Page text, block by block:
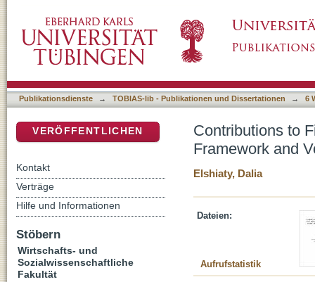
Discovery in Cryptocurrency Markets
Publikationsdienste → TOBIAS-lib - Publikationen und Dissertationen → 6
Contributions to
Framework and
Elshiaty, Dalia
Dateien:
Aufrufstatistik
VERÖFFENTLICHEN
Kontakt
Verträge
Hilfe und Informationen
Stöbern
Wirtschafts- und
Sozialwissenschaftliche
Fakultät